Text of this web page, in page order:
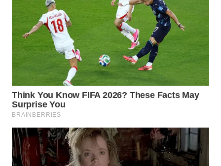
TANI
WAHANA
ADVOKAT
WAHANA
INFRASTRUKTUR
WAHANA
KONSUMEN
WAHANA
LISTRIK